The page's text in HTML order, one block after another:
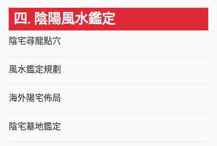
四. 陰陽風水鑑定
陰宅尋龍點穴
風水鑑定規劃
海外陽宅佈局
陰宅墓地鑑定